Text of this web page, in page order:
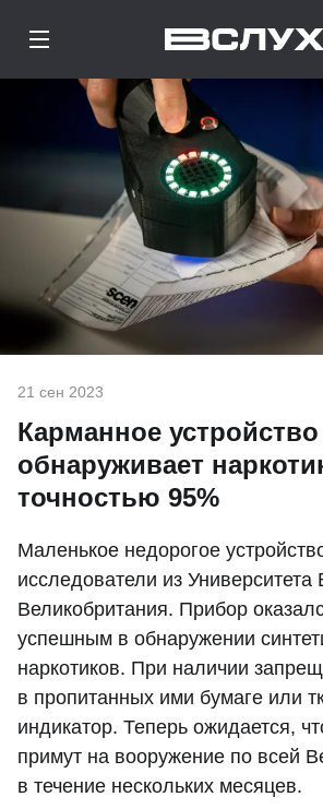
21 сен 2023
Карманное
обнаруживает
точностью 95%
Маленькое недорогое
исследователи из Университета
Великобритания. Прибор
успешным в обнаружении
наркотиков. При наличии
в пропитанных ими бумаге или
индикатор. Теперь ожидается,
примут на вооружение по всей
в течение нескольких месяцев.